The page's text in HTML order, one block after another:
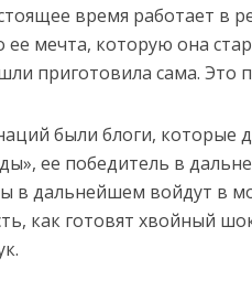
время работает в
мечта, которую она
приготовила сама. Это
были блоги, которые
ее победитель в
в дальнейшем войдут в
как готовят хвойный